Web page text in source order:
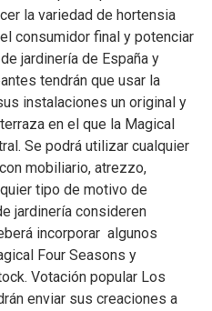
la variedad de hortensia
consumidor final y potenciar
jardinería de España y
tendrán que usar la
instalaciones un original y
en el que la Magical
Se podrá utilizar cualquier
mobiliario, atrezzo,
tipo de motivo de
jardinería consideren
incorporar algunos
Four Seasons y
Votación popular Los
enviar sus creaciones a